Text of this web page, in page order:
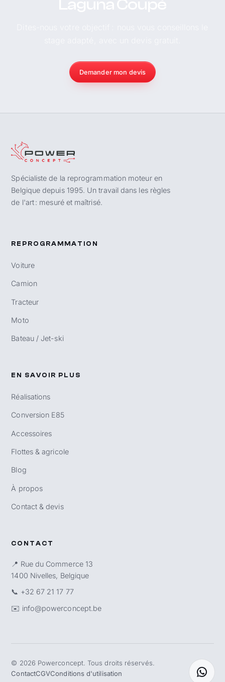
Demander mon devis
Spécialiste de la reprogrammation moteur en
Belgique depuis 1995. Un travail dans les règles
de l'art : mesuré et maîtrisé.
REPROGRAMMATION
Voiture
Camion
Tracteur
Moto
Bateau / Jet-ski
EN SAVOIR PLUS
Réalisations
Conversion E85
Accessoires
Flottes & agricole
Blog
À propos
Contact & devis
CONTACT
📍 Rue du Commerce 13
1400 Nivelles, Belgique
📞 +32 67 21 17 77
✉️ info@powerconcept.be
© 2026 Powerconcept. Tous droits réservés.
ContactCGVConditions d'utilisation